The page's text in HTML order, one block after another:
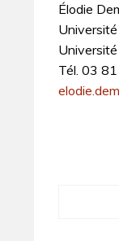
Élodie
Tél. 03